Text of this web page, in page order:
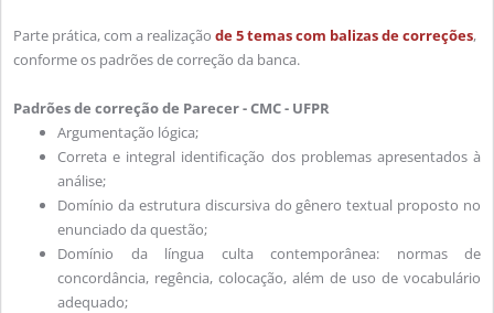
Parte prática, com a realização de 5 temas com balizas de correções,
conforme os padrões de correção da banca.
Padrões de correção de Parecer - CMC - UFPR
Argumentação lógica;
Correta e integral identificação dos problemas apresentados à
análise;
Domínio da estrutura discursiva do gênero textual proposto no
enunciado da questão;
Domínio da língua culta contemporânea: normas de
concordância, regência, colocação, além de uso de vocabulário
adequado;